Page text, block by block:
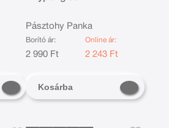
Pásztohy Panka
Borító ár:
2 990 Ft
Online ár:
2 243 Ft
Kosárba